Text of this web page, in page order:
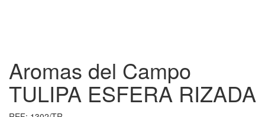
Aromas del Campo
TULIPA ESFERA RIZADA